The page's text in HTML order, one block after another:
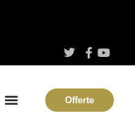
Offerte